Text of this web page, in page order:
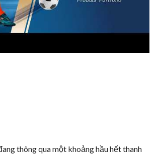
thông qua một khoảng hầu hết thanh